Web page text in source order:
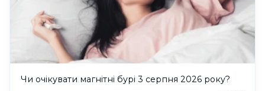
Чи очікувати магнітні бурі 3 серпня 2026 року?